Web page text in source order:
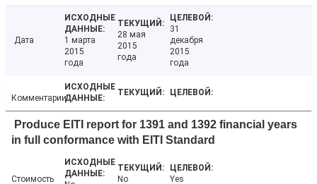
Дата
1 марта
2015
года
28 мая
2015
года
31
декабря
2015
года
Комментарии
Produce EITI report for 1391 and 1392 financial years
in full conformance with EITI Standard
Стоимость No Yes